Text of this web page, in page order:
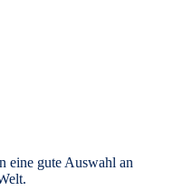
eine gute Auswahl an